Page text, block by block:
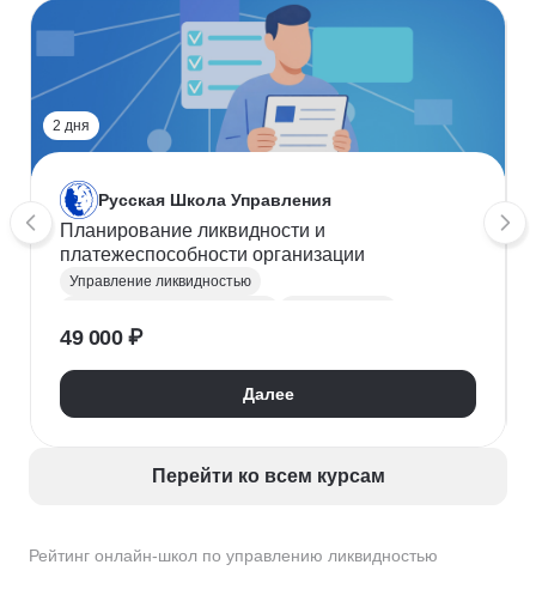
Рейтинг онлайн-школ по управлению ликвидностью
2 дня
Русская Школа Управления
Планирование ликвидности и
платежеспособности организации
Управление ликвидностью
Бюджетирование
49 000 ₽
Далее
Перейти ко всем курсам